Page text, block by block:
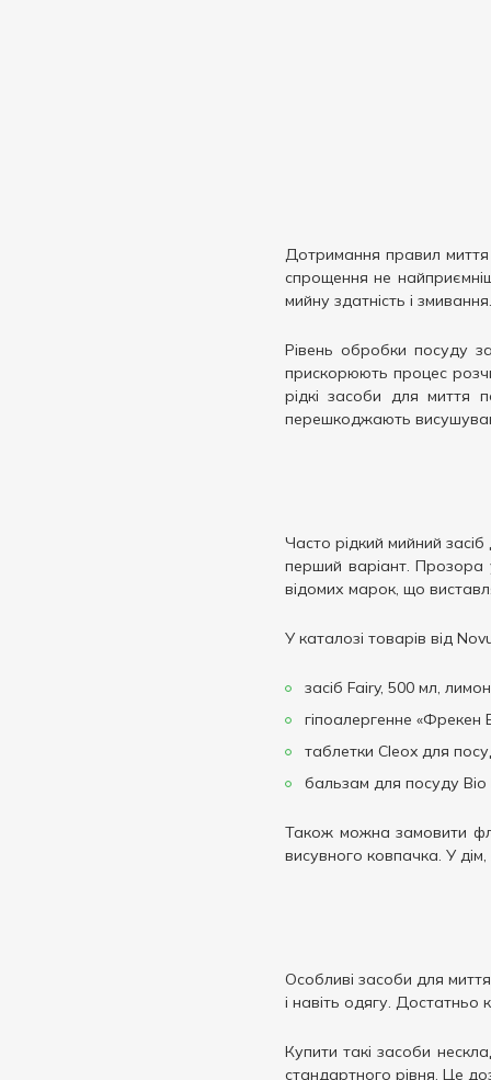
Дотримання правил
спрощення не
мийну здатність і змивання.
Рівень обробки посуду
прискорюють процес
рідкі засоби для миття
перешкоджають
Часто рідкий мийний
перший варіант. Прозора
відомих марок, що
У каталозі товарів від
засіб Fairy, 500 мл,
гіпоалергенне «Фрекен
таблетки Cleox для
бальзам для посуду Bio
Також можна замовити
висувного ковпачка. У дім,
Особливі засоби для
і навіть одягу. Достатньо
Купити такі засоби
стандартного рівня. Це